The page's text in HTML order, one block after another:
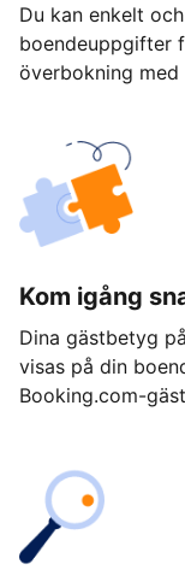
Du kan enkelt
boendeuppgifter
överbokning med
Kom igång
Dina gästbetyg
visas på din
Booking.com-